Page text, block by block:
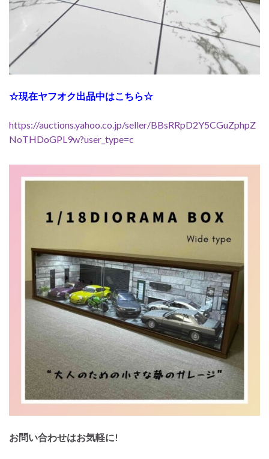
☆現在ヤフオク出品中はこちら☆
https://auctions.yahoo.co.jp/seller/BBsRRpD2Y5CGuZphpZ
NoTHDoGPL9w?user_type=c
お問い合わせはお気軽に!